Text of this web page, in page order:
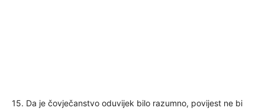
15. Da je čovječanstvo oduvijek bilo razumno, povijest ne bi